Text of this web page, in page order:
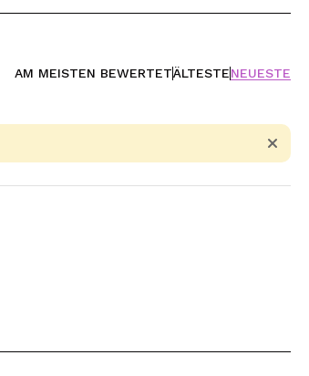
AM MEISTEN BEWERTETÄLTESTENEUESTE